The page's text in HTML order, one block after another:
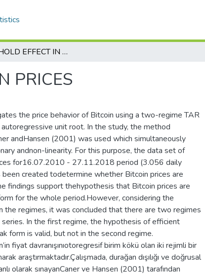
THRESHOLD EFFECT IN BITCOIN PRICES
PRICES
the price behavior of Bitcoin using a two-regime TAR
unit root. In the study, the method
andHansen (2001) was used which simultaneously
andnon-linearity. For this purpose, the data set of
for16.07.2010 - 27.11.2018 period (3.056 daily
created todetermine whether Bitcoin prices are
findings support thehypothesis that Bitcoin prices are
for the whole period.However, considering the
the regimes, it was concluded that there are two regimes
In the first regime, the hypothesis of efficient
form is valid, but not in the second regime.
fiyat davranışınıotoregresif birim kökü olan iki rejimli bir
araştırmaktadır.Çalışmada, durağan dışılığı ve doğrusal
olarak sınayanCaner ve Hansen (2001) tarafından